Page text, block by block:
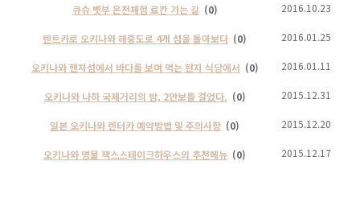
큐슈 벳부 온천체험 료칸 가는 길 (0) 2016.10.23
렌트카로 오키나와 해중도로 4개 섬을 돌아보다 (0) 2016.01.25
오키나와 헨자섬에서 바다를 보며 먹는 현지 식당에서 (0) 2016.01.11
오키나와 나하 국제거리의 밤, 2만보를 걸었다. (0) 2015.12.31
일본 오키나와 렌터카 예약방법 및 주의사항 (0) 2015.12.20
오키나와 명물 잭스스테이크하우스의 추천메뉴 (0) 2015.12.17